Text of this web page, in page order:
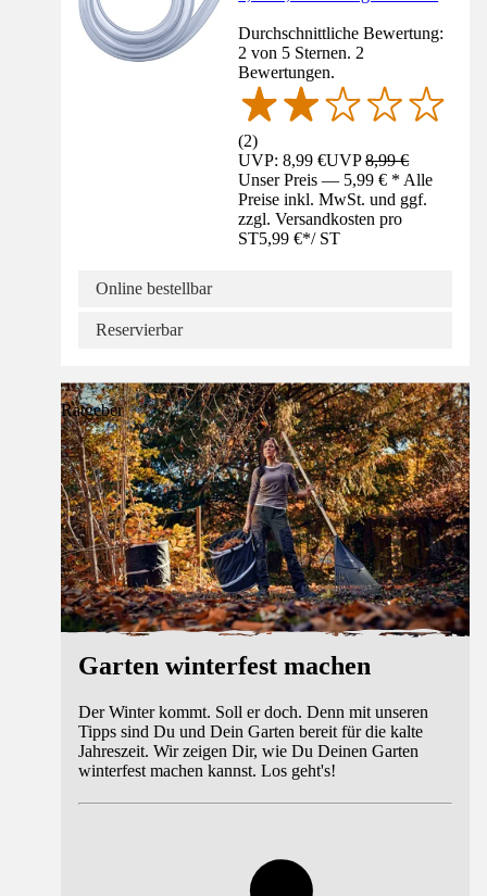
Durchschnittliche Bewertung:
2 von 5 Sternen. 2
Bewertungen.
(2)
UVP: 8,99 €UVP8,99 €
Unser Preis — 5,99 € * Alle
Preise inkl. MwSt. und ggf.
zzgl. Versandkosten pro
ST5,99 €*/ ST
Online bestellbar
Reservierbar
Ratgeber
Garten winterfest machen
Der Winter kommt. Soll er doch. Denn mit unseren
Tipps sind Du und Dein Garten bereit für die kalte
Jahreszeit. Wir zeigen Dir, wie Du Deinen Garten
winterfest machen kannst. Los geht's!